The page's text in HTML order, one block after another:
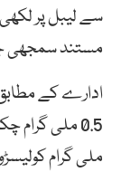
سے لیبل پر
مستند سمجھی
ادارے کے
0.5 ملی
ملی گرام